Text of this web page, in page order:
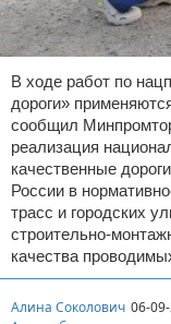
В ходе работ по
дороги»
сообщил
реализация
качественные
России в
трасс и городских
строительно-
качества
Алина Соколович 06-